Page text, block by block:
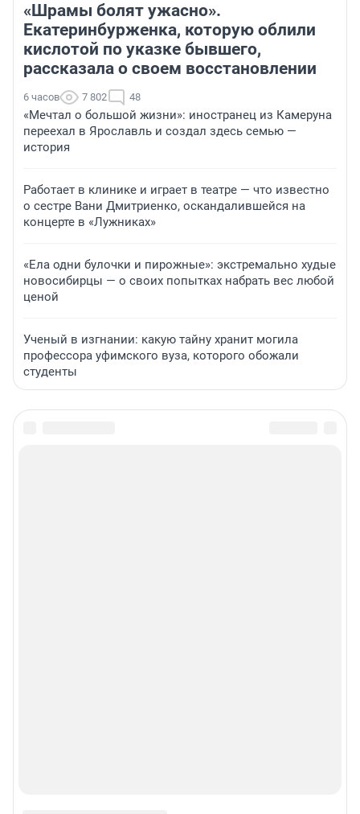
«Шрамы болят ужасно».
Екатеринбурженка, которую облили
кислотой по указке бывшего,
рассказала о своем восстановлении
6 часов 7 802 48
«Мечтал о большой жизни»: иностранец из Камеруна
переехал в Ярославль и создал здесь семью —
история
Работает в клинике и играет в театре — что известно
о сестре Вани Дмитриенко, оскандалившейся на
концерте в «Лужниках»
«Ела одни булочки и пирожные»: экстремально худые
новосибирцы — о своих попытках набрать вес любой
ценой
Ученый в изгнании: какую тайну хранит могила
профессора уфимского вуза, которого обожали
студенты